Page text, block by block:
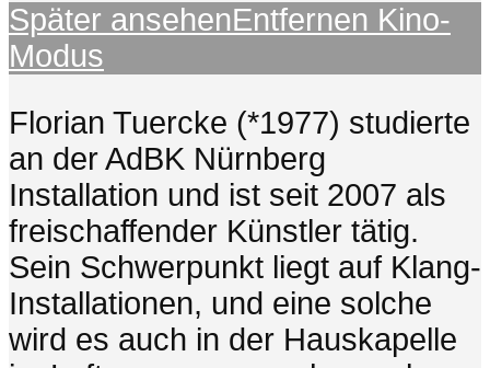
Später ansehenEntfernen Kino-
Modus
Florian Tuercke (*1977) studierte
an der AdBK Nürnberg
Installation und ist seit 2007 als
freischaffender Künstler tätig.
Sein Schwerpunkt liegt auf Klang-
Installationen, und eine solche
wird es auch in der Hauskapelle